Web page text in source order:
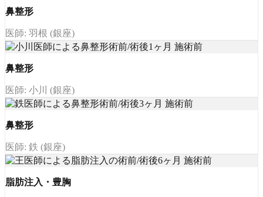
鼻整形
医師: 羽根 (銀座)
鼻整形
医師: 小川 (銀座)
鼻整形
医師: 鉄 (銀座)
脂肪注入・豊胸